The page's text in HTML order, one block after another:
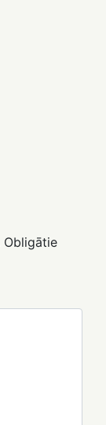
Obligātie